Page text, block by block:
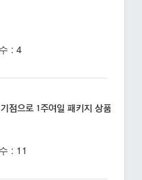
: 4
점으로 1주여일 패키지 상품 있을까
: 11